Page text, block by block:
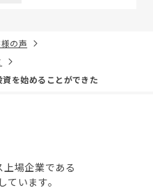
の声
を始めることができた
上場企業である
います。